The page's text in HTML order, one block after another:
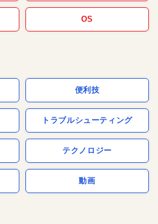
OS
便利技
トラブルシューティング
テクノロジー
動画